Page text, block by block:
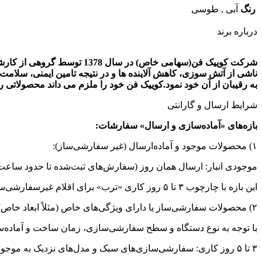
رنگ آبی , طوسی
درباره برند
شرکت کوییک فن(سهامی
ناشی از آتش سوزی، کاهش آلاینده ها و در نتیجه تامین ایمنی،
به رقیبان از آن خود نمود.کوییک فن خود را ملزم می داند
شرایط ارسال و گارانتی
بازه‌های «آماده‌سازی و ارسال» سفارشات:
۱) محصولات موجود و آماده‌ارسال (غیر سفارشی‌ساز):
موجودی انبار: ارسال همان روز (سفارش‌های ثبت‌شده تا حدود
این بازه با چارچوب ۳ تا ۵ روز کاری «ترب» برای اقلام غیرسفارشی‌ساز هم‌خوان است (ارسال ما معمولاً زودتر انجام می‌شود).
۲) محصولات سفارشی‌ساز یا دارای ویژگی‌های خاص (مثلاً ابعاد خاص):
با توجه به نوع دستگاه و سطح سفارشی‌سازی، زمان ساخت و
۳ تا ۵ روز کاری: سفارشی‌سازی‌های سبک و مدل‌های نزدیک به موجودی استاندارد.